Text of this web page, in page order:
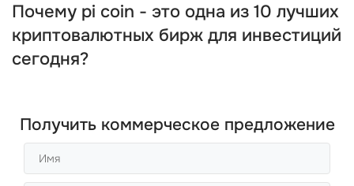
Почему pi coin - это одна из 10 лучших
криптовалютных бирж для инвестиций
сегодня?
Получить коммерческое предложение